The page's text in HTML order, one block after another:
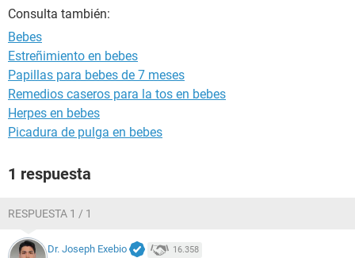
GLOSARIO
Consulta también:
Bebes
Estreñimiento en bebes
Papillas para bebes de 7 meses
Remedios caseros para la tos en bebes
Herpes en bebes
Picadura de pulga en bebes
1 respuesta
RESPUESTA 1 / 1
Dr. Joseph Exebio 16.358